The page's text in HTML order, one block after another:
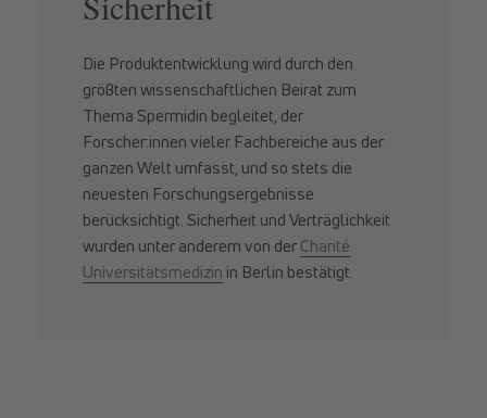
Die Produktentwicklung wird durch den
größten wissenschaftlichen Beirat zum
Thema Spermidin begleitet, der
Forscher:innen vieler Fachbereiche aus der
ganzen Welt umfasst, und so stets die
neuesten Forschungsergebnisse
berücksichtigt. Sicherheit und Verträglichkeit
wurden unter anderem von der Charité
Universitätsmedizin in Berlin bestätigt.